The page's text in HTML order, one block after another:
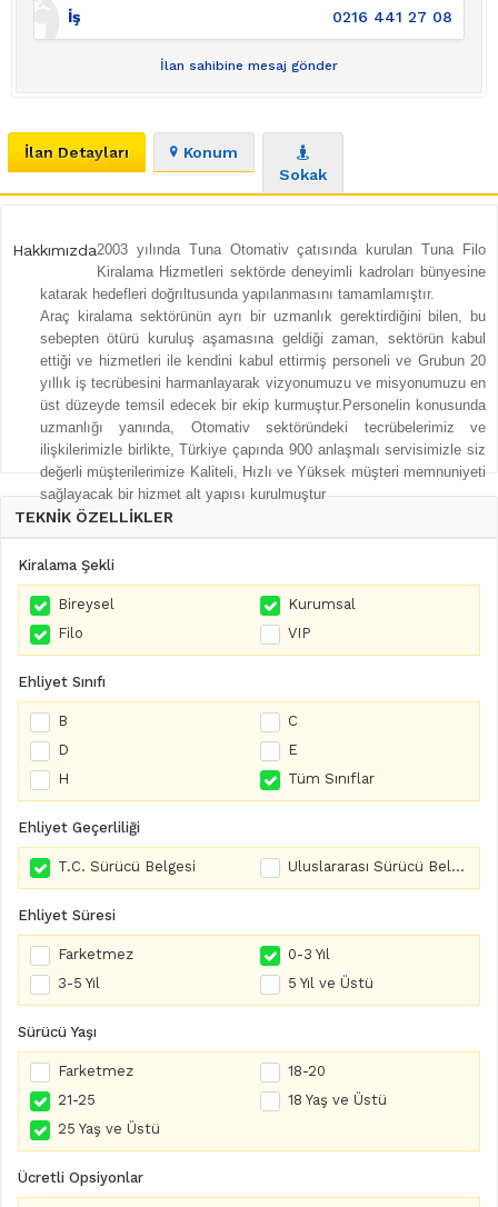
İş 0216 441 27 08
İlan sahibine mesaj gönder
İlan Detayları
Konum
Sokak
Hakkımızda2003 yılında Tuna Otomativ çatısında kurulan Tuna Filo
Kiralama Hizmetleri sektörde deneyimli kadroları bünyesine
katarak hedefleri doğrıltusunda yapılanmasını tamamlamıştır.
Araç kiralama sektörünün ayrı bir uzmanlık gerektirdiğini bilen, bu
sebepten ötürü kuruluş aşamasına geldiği zaman, sektörün kabul
ettiği ve hizmetleri ile kendini kabul ettirmiş personeli ve Grubun 20
yıllık iş tecrübesini harmanlayarak vizyonumuzu ve misyonumuzu en
üst düzeyde temsil edecek bir ekip kurmuştur.Personelin konusunda
uzmanlığı yanında, Otomativ sektöründeki tecrübelerimiz ve
ilişkilerimizle birlikte, Türkiye çapında 900 anlaşmalı servisimizle siz
değerli müşterilerimize Kaliteli, Hızlı ve Yüksek müşteri memnuniyeti
sağlayacak bir hizmet alt yapısı kurulmuştur
TEKNİK ÖZELLİKLER
Kiralama Şekli
Bireysel
Kurumsal
Filo
VIP
Ehliyet Sınıfı
B
C
D
E
H
Tüm Sınıflar
Ehliyet Geçerliliği
T.C. Sürücü Belgesi Uluslararası Sürücü Belgesi
Ehliyet Süresi
Farketmez
0-3 Yıl
3-5 Yıl
5 Yıl ve Üstü
Sürücü Yaşı
Farketmez
18-20
21-25
18 Yaş ve Üstü
25 Yaş ve Üstü
Ücretli Opsiyonlar